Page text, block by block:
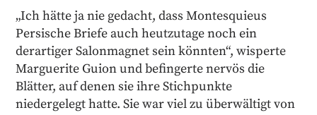
„Ich hätte ja nie gedacht, dass Montesquieus
Persische Briefe auch heutzutage noch ein
derartiger Salonmagnet sein könnten“, wisperte
Marguerite Guion und befingerte nervös die
Blätter, auf denen sie ihre Stichpunkte
niedergelegt hatte. Sie war viel zu überwältigt von